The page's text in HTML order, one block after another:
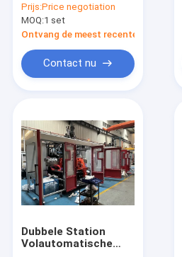
MP100FD
Prijs:Price negotiation
MOQ:1 set
Ontvang de meest recente Prijs
Contact nu
Dubbele Station
Volautomatische